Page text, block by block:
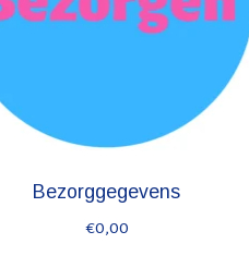
Bezorggegevens
€0,00